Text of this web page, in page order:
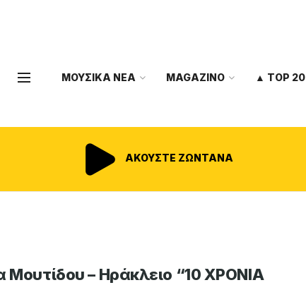
ΜΟΥΣΙΚΑ ΝΕΑ MAGAZINO ▲ TOP 20
ΑΚΟΥΣΤΕ ΖΩΝΤΑΝΑ
Μουτίδου – Ηράκλειο “10 ΧΡΟΝΙΑ